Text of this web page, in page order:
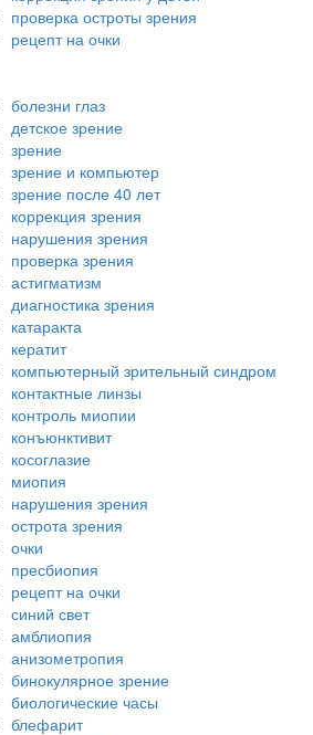
проверка остроты зрения
рецепт на очки
болезни глаз
детское зрение
зрение
зрение и компьютер
зрение после 40 лет
коррекция зрения
нарушения зрения
проверка зрения
астигматизм
диагностика зрения
катаракта
кератит
компьютерный зрительный синдром
контактные линзы
контроль миопии
конъюнктивит
косоглазие
миопия
нарушения зрения
острота зрения
очки
пресбиопия
рецепт на очки
синий свет
амблиопия
анизометропия
бинокулярное зрение
биологические часы
блефарит